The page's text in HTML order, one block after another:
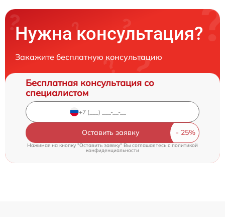
Нужна консультация?
Закажите бесплатную консультацию
Бесплатная консультация со
специалистом
Оставить заявку
Нажимая на кнопку "Оставить заявку" Вы соглашаетесь cполитикой
конфиденциальности